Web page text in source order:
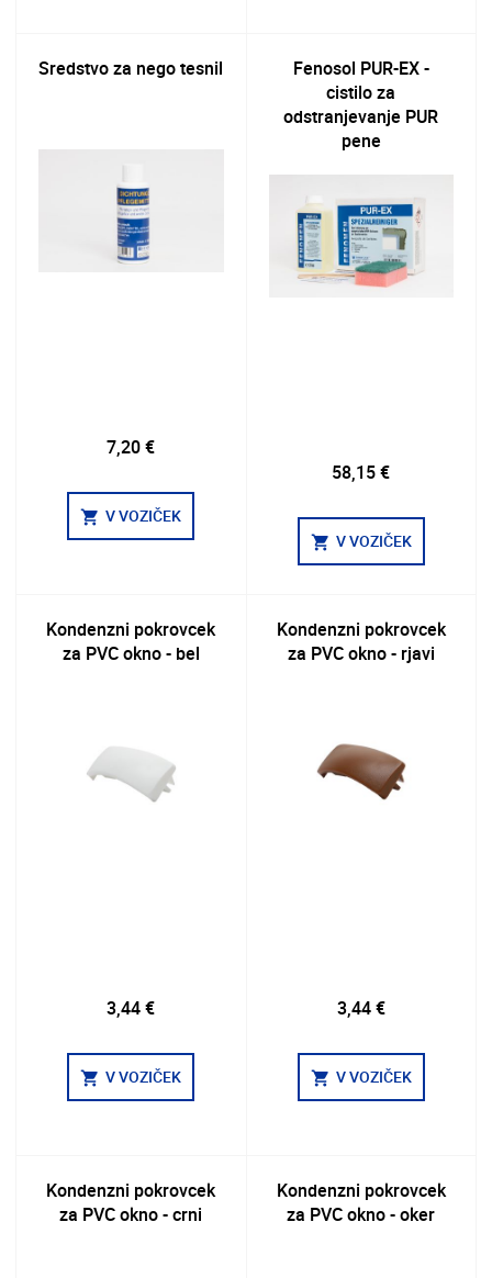
Sredstvo za nego tesnil
7,20 €
shopping_cart V VOZIČEK
Fenosol PUR-EX -
cistilo za
odstranjevanje PUR
pene
58,15 €
shopping_cart V VOZIČEK
Kondenzni pokrovcek
za PVC okno - bel
3,44 €
shopping_cart V VOZIČEK
Kondenzni pokrovcek
za PVC okno - rjavi
3,44 €
shopping_cart V VOZIČEK
Kondenzni pokrovcek
za PVC okno - crni
Kondenzni pokrovcek
za PVC okno - oker